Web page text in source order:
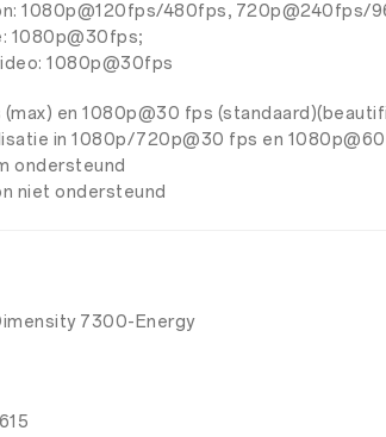
1080p@120fps/480fps, 720p@240fps/
1080p@30fps;
1080p@30fps
en 1080p@30 fps
in 1080p/720p@30 fps en
ondersteund
niet ondersteund
7300-Energy